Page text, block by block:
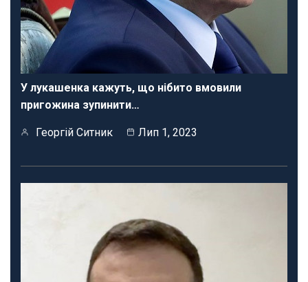
У лукашенка кажуть, що нібито вмовили
пригожина зупинити…
Георгій Ситник Лип 1, 2023